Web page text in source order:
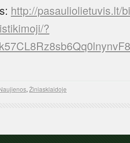
http://pasauliolietuvis.lt/
?
, Žiniasklaidoje